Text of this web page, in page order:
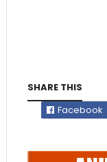
SHARE THIS
Facebook